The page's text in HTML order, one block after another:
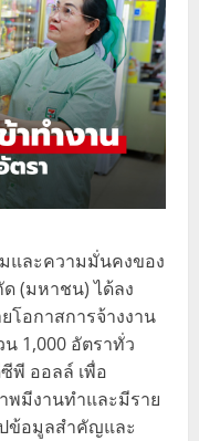
และความมั่นคงของ
(มหาชน) ได้ลง
โอกาสการจ้างงาน
1,000 อัตราทั่ว
พี ออลล์ เพื่อ
พมีงานทำและมีราย
ข้อมูลสำคัญและ